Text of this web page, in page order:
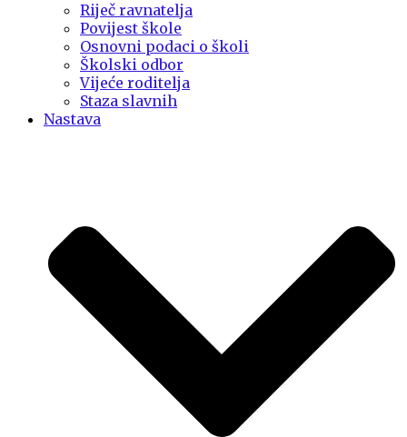
Riječ ravnatelja
Povijest škole
Osnovni podaci o školi
Školski odbor
Vijeće roditelja
Staza slavnih
Nastava